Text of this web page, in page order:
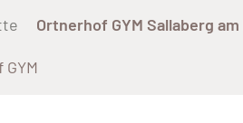
Ortnerhof GYM Sallaberg